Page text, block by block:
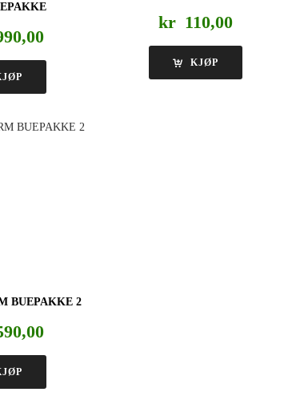
kr 110,00
KJØP
BUEPAKKE 2